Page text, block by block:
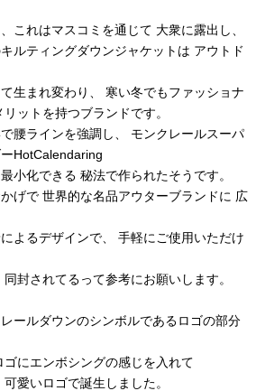
これはマスコミを通じて 大衆に露出し、
ルティングダウンジャケットは アウトド
生まれ変わり、 寒い冬でもファッショナ
ットを持つブランドです。
腰ラインを強調し、 モンクレールスーパ
HotCalendaring
小化できる 秘法で作られたそうです。
げで 世界的な名品アウターブランドに 広
よるデザインで、 手軽にご使用いただけ
封されてるって参考にお願いします。
ールダウンのシンボルであるロゴの部分
にエンボシングの感じを入れて
愛いロゴで誕生しました。